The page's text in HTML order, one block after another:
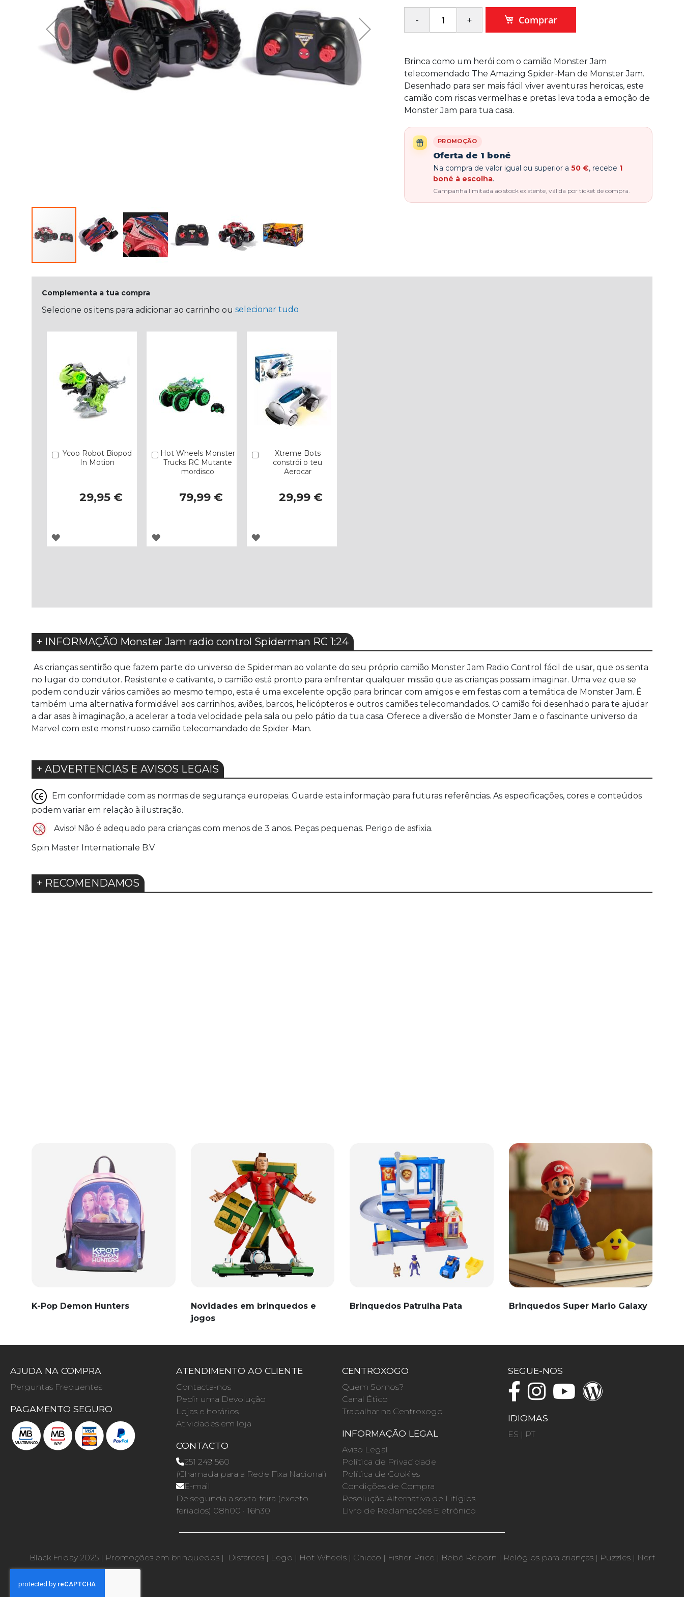
Comprar
Brinca como um herói com o camião Monster Jam
telecomendado The Amazing Spider-Man de Monster Jam.
Desenhado para ser mais fácil viver aventuras heroicas, este
camião com riscas vermelhas e pretas leva toda a emoção de
Monster Jam para tua casa.
PROMOÇÃO
Oferta de 1 boné
Na compra de valor igual ou superior a 50 €, recebe 1
boné à escolha.
Campanha limitada ao stock existente, válida por ticket de compra.
Complementa a tua compra
Selecione os itens para adicionar ao carrinho ou selecionar tudo
Ycoo Robot Biopod
In Motion
29,95 €
Comprar
ADICIONAR
DESEJOS
Hot Wheels Monster
Trucks RC Mutante
mordisco
79,99 €
Comprar
ADICIONAR
DESEJOS
Xtreme Bots
constrói o teu
Aerocar
29,99 €
Comprar
ADICIONAR
DESEJOS
+ INFORMAÇÃO Monster Jam radio control Spiderman RC 1:24
As crianças sentirão que fazem parte do universo de Spiderman ao volante do seu próprio camião Monster Jam Radio Control fácil de usar, que os senta
no lugar do condutor. Resistente e cativante, o camião está pronto para enfrentar qualquer missão que as crianças possam imaginar. Uma vez que se
podem conduzir vários camiões ao mesmo tempo, esta é uma excelente opção para brincar com amigos e em festas com a temática de Monster Jam. É
também uma alternativa formidável aos carrinhos, aviões, barcos, helicópteros e outros camiões telecomandados. O camião foi desenhado para te ajudar
a dar asas à imaginação, a acelerar a toda velocidade pela sala ou pelo pátio da tua casa. Oferece a diversão de Monster Jam e o fascinante universo da
Marvel com este monstruoso camião telecomandado de Spider-Man.
+ ADVERTENCIAS E AVISOS LEGAIS
Em conformidade com as normas de segurança europeias. Guarde esta informação para futuras referências. As especificações, cores e conteúdos
podem variar em relação à ilustração.
Aviso! Não é adequado para crianças com menos de 3 anos. Peças pequenas. Perigo de asfixia.
Spin Master Internationale B.V
+ RECOMENDAMOS
K-Pop Demon Hunters
Novidades em brinquedos e
jogos
Brinquedos Patrulha Pata Brinquedos Super Mario Galaxy
AJUDA NA COMPRA
Perguntas Frequentes
PAGAMENTO SEGURO
ATENDIMENTO AO CLIENTE
Contacta-nos
Pedir uma Devolução
Lojas e horários
Atividades em loja
CONTACTO
251 249 560
(Chamada para a Rede Fixa Nacional)
E-mail
De segunda a sexta-feira (exceto
feriados) 08h00 · 16h30
CENTROXOGO
Quem Somos?
Canal Ético
Trabalhar na Centroxogo
INFORMAÇÃO LEGAL
Aviso Legal
Política de Privacidade
Política de Cookies
Condições de Compra
Resolução Alternativa de Litígios
Livro de Reclamações Eletrónico
SEGUE-NOS
IDIOMAS
ES | PT
Black Friday 2025 | Promoções em brinquedos | Disfarces | Lego | Hot Wheels | Chicco | Fisher Price | Bebé Reborn | Relógios para crianças | Puzzles | Nerf